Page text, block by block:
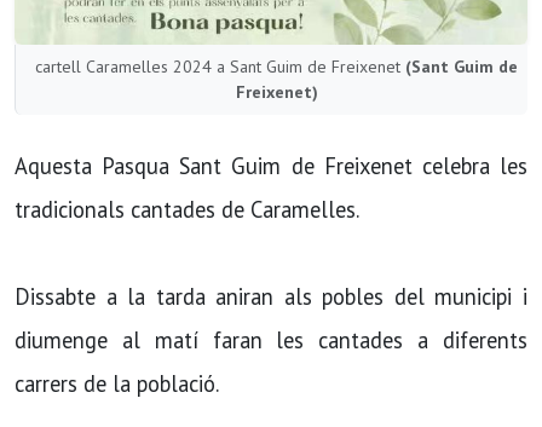
cartell Caramelles 2024 a Sant Guim de Freixenet (Sant Guim de
Freixenet)
Aquesta Pasqua Sant Guim de Freixenet celebra les
tradicionals cantades de Caramelles.
Dissabte a la tarda aniran als pobles del municipi i
diumenge al matí faran les cantades a diferents
carrers de la població.